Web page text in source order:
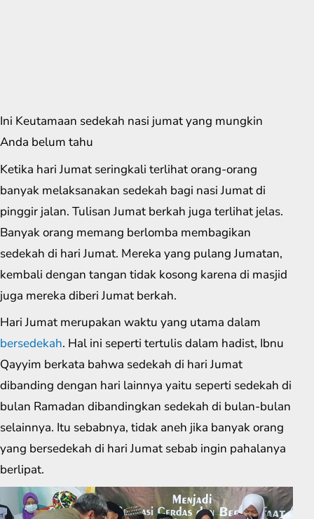
Ini Keutamaan sedekah nasi jumat yang mungkin
Anda belum tahu
Ketika hari Jumat seringkali terlihat orang-orang
banyak melaksanakan sedekah bagi nasi Jumat di
pinggir jalan. Tulisan Jumat berkah juga terlihat jelas.
Banyak orang memang berlomba membagikan
sedekah di hari Jumat. Mereka yang pulang Jumatan,
kembali dengan tangan tidak kosong karena di masjid
juga mereka diberi Jumat berkah.
Hari Jumat merupakan waktu yang utama dalam
bersedekah. Hal ini seperti tertulis dalam hadist, Ibnu
Qayyim berkata bahwa sedekah di hari Jumat
dibanding dengan hari lainnya yaitu seperti sedekah di
bulan Ramadan dibandingkan sedekah di bulan-bulan
selainnya. Itu sebabnya, tidak aneh jika banyak orang
yang bersedekah di hari Jumat sebab ingin pahalanya
berlipat.